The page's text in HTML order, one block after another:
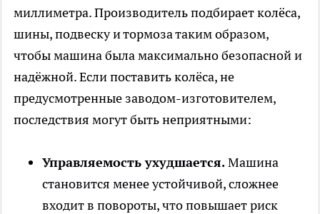
миллиметра. Производитель подбирает колёса,
шины, подвеску и тормоза таким образом,
чтобы машина была максимально безопасной и
надёжной. Если поставить колёса, не
предусмотренные заводом-изготовителем,
последствия могут быть неприятными:
Управляемость ухудшается.Машина
становится менее устойчивой, сложнее
входит в повороты, что повышает риск